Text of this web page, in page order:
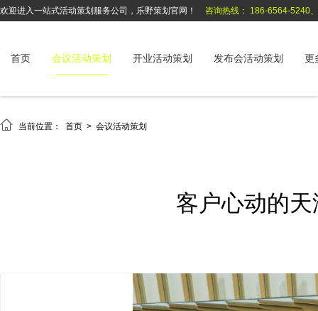
欢迎进入一站式活动策划服务公司，乐野策划官网！ 咨询热线： 186-6564-5240
首页 会议活动策划 开业活动策划 发布会活动策划 更
 当前位置： 首页 > 会议活动策划
客户心动的